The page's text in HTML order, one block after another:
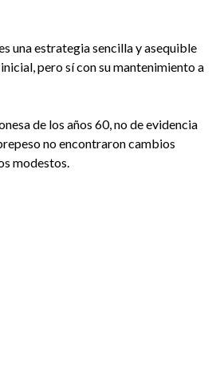
una estrategia sencilla y asequible
pero sí con su mantenimiento a
de los años 60, no de evidencia
no encontraron cambios
modestos.